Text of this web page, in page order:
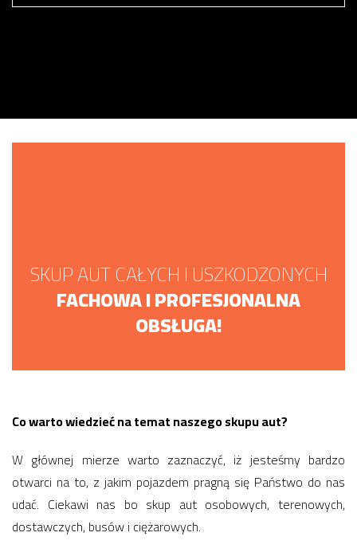
SKUP AUT CAŁYCH I USZKODZONYCH
FACHOWA I PROFESJONALNA
OBSŁUGA!
Co warto wiedzieć na temat naszego skupu aut?
W głównej mierze warto zaznaczyć, iż jesteśmy bardzo
otwarci na to, z jakim pojazdem pragną się Państwo do nas
udać. Ciekawi nas bo skup aut osobowych, terenowych,
dostawczych, busów i ciężarowych.